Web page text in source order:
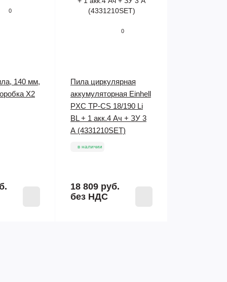
0
140 мм,
X2
0
Пила циркулярная
аккумуляторная Einhell
PXC TP-CS 18/190 Li
BL + 1 акк.4 Ач + ЗУ 3
А (4331210SET)
в наличии
18 809 руб.
без НДС